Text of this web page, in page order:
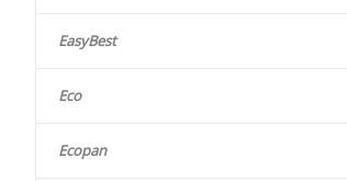
EasyBest
Eco
Ecopan